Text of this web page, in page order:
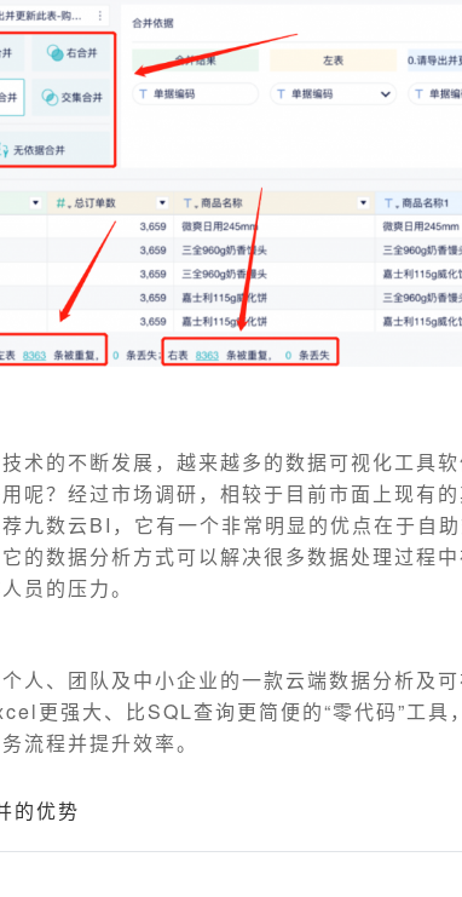
术的不断发展，越来越多的数据可视化工具
呢？经过市场调研，相较于目前市面上现有
九数云BI，它有一个非常明显的优点在于自
的数据分析方式可以解决很多数据处理过程
员的压力。
人、团队及中小企业的一款云端数据分析及
更强大、比SQL查询更简便的“零代码”工具
流程并提升效率。
的优势